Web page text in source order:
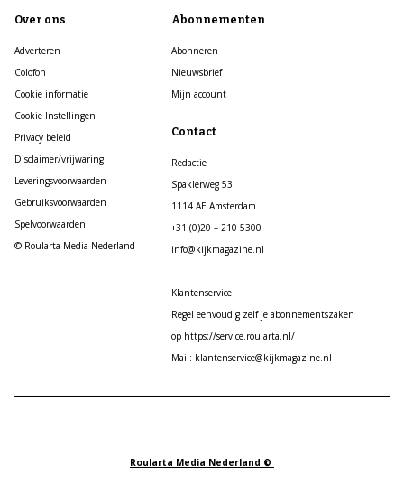
Over ons
Adverteren
Colofon
Cookie informatie
Cookie Instellingen
Privacy beleid
Disclaimer/vrijwaring
Leveringsvoorwaarden
Gebruiksvoorwaarden
Spelvoorwaarden
© Roularta Media Nederland
Abonnementen
Abonneren
Nieuwsbrief
Mijn account
Contact
Redactie
Spaklerweg 53
1114 AE Amsterdam
+31 (0)20 – 210 5300
info@kijkmagazine.nl
Klantenservice
Regel eenvoudig zelf je abonnementszaken
op https://service.roularta.nl/
Mail: klantenservice@kijkmagazine.nl
Roularta Media Nederland ©